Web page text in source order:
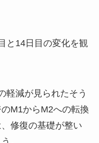
と14日目の変化を観
軽減が見られたそう
M1からM2への転換
修復の基礎が整い